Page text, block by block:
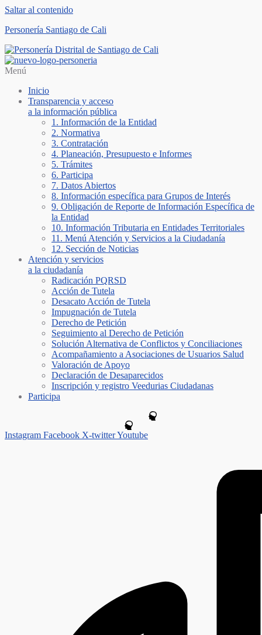
Saltar al contenido
Personería Santiago de Cali
Menú
Inicio
Transparencia y acceso
a la información pública
1. Información de la Entidad
2. Normativa
3. Contratación
4. Planeación, Presupuesto e Informes
5. Trámites
6. Participa
7. Datos Abiertos
8. Información específica para Grupos de Interés
9. Obligación de Reporte de Información Específica de
la Entidad
10. Información Tributaria en Entidades Territoriales
11. Menú Atención y Servicios a la Ciudadanía
12. Sección de Noticias
Atención y servicios
a la ciudadanía
Radicación PQRSD
Acción de Tutela
Desacato Acción de Tutela
Impugnación de Tutela
Derecho de Petición
Seguimiento al Derecho de Petición
Solución Alternativa de Conflictos y Conciliaciones
Acompañamiento a Asociaciones de Usuarios Salud
Valoración de Apoyo
Declaración de Desaparecidos
Inscripción y registro Veedurias Ciudadanas
Participa
Instagram Facebook X-twitterYoutube